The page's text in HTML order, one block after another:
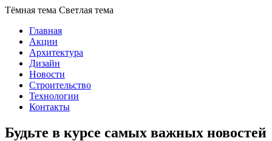
Тёмная тема Светлая тема
Главная
Акции
Архитектура
Дизайн
Новости
Строительство
Технологии
Контакты
Будьте в курсе самых важных новостей